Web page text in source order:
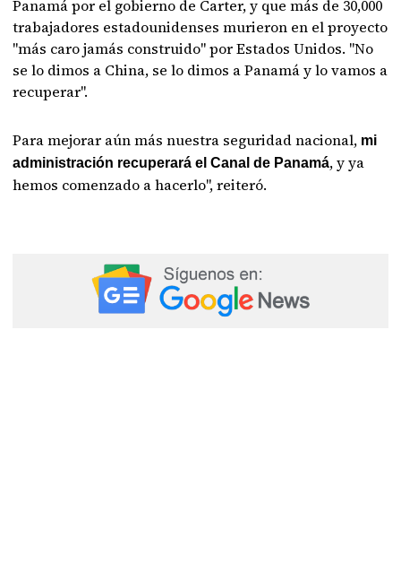
Panamá por el gobierno de Carter, y que más de 30,000
trabajadores estadounidenses murieron en el proyecto
"más caro jamás construido" por Estados Unidos. "No
se lo dimos a China, se lo dimos a Panamá y lo vamos a
recuperar".
Para mejorar aún más nuestra seguridad nacional, mi
administración recuperará el Canal de Panamá, y ya
hemos comenzado a hacerlo", reiteró.